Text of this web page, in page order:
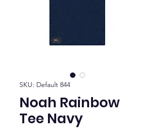
SKU: Default 844
Noah Rainbow
Tee Navy